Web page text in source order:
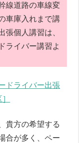
線道路の車線変
車庫入れまで講
張個人講習は、
ライバー講習よ
ドライバー出張
貴方の希望する
合が多く、ペー